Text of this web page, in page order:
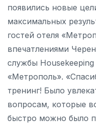
появились новые
максимальных
гостей отеля
впечатлениями
службы Housekeeping
«Метрополь».
тренинг! Было
вопросам, которые
быстро можно было